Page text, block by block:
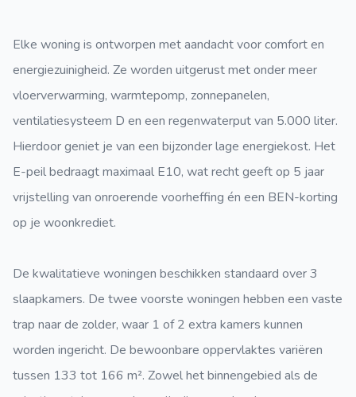
Elke woning is ontworpen met aandacht voor comfort en
energiezuinigheid. Ze worden uitgerust met onder meer
vloerverwarming, warmtepomp, zonnepanelen,
ventilatiesysteem D en een regenwaterput van 5.000 liter.
Hierdoor geniet je van een bijzonder lage energiekost. Het
E-peil bedraagt maximaal E10, wat recht geeft op 5 jaar
vrijstelling van onroerende voorheffing én een BEN-korting
op je woonkrediet.
De kwalitatieve woningen beschikken standaard over 3
slaapkamers. De twee voorste woningen hebben een vaste
trap naar de zolder, waar 1 of 2 extra kamers kunnen
worden ingericht. De bewoonbare oppervlaktes variëren
tussen 133 tot 166 m². Zowel het binnengebied als de